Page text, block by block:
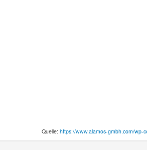
Quelle: https://www.alamos-gmbh.com/wp-